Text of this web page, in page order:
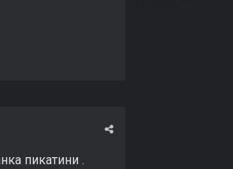
пикатини .